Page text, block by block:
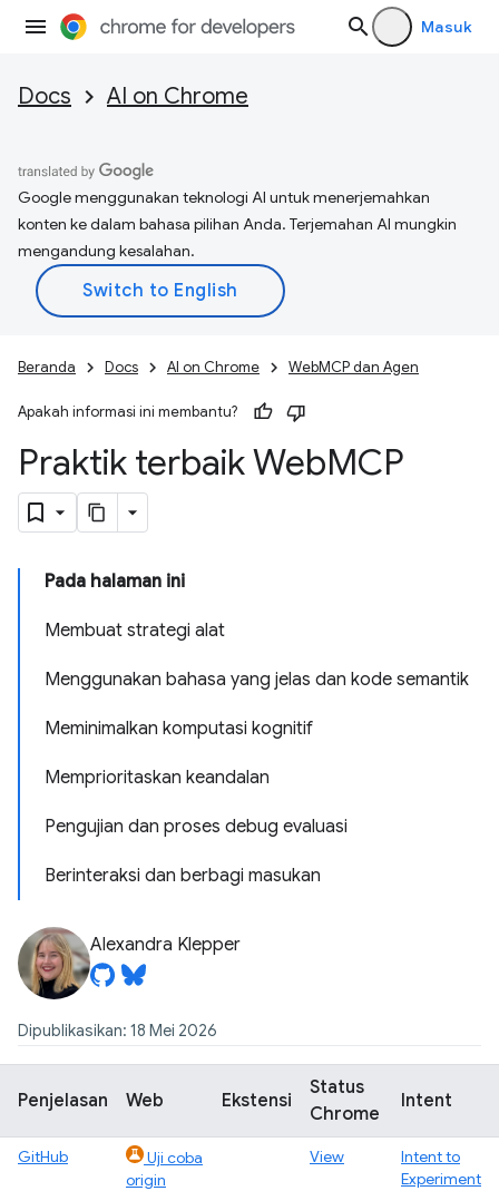
Masuk
Docs AI on Chrome
Google menggunakan teknologi AI untuk menerjemahkan
konten ke dalam bahasa pilihan Anda. Terjemahan AI mungkin
mengandung kesalahan.
Beranda Docs AI on Chrome WebMCP dan Agen
Apakah informasi ini membantu?
Praktik terbaik WebMCP
Pada halaman ini
Membuat strategi alat
Menggunakan bahasa yang jelas dan kode semantik
Meminimalkan komputasi kognitif
Memprioritaskan keandalan
Pengujian dan proses debug evaluasi
Berinteraksi dan berbagi masukan
Alexandra Klepper
Dipublikasikan: 18 Mei 2026
Penjelasan Web Ekstensi
Status
Chrome
Intent
GitHub
Uji coba
origin
View
Intent to
Experiment